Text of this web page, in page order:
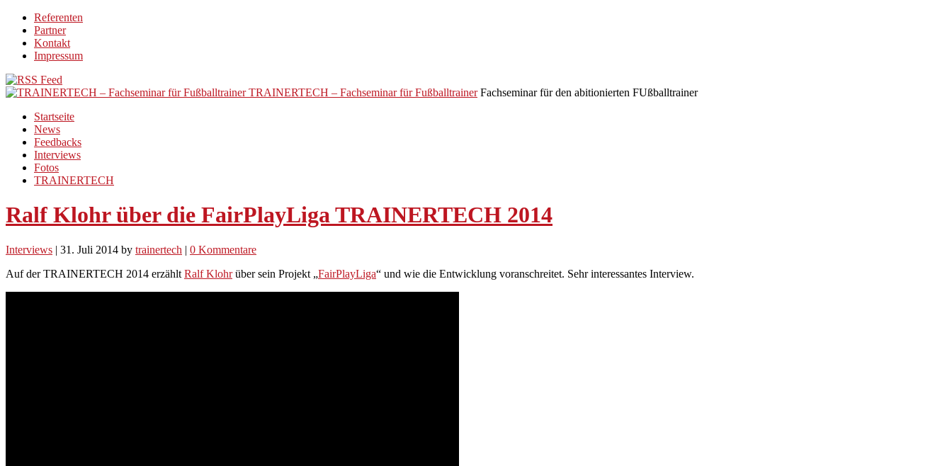
Referenten
Partner
Kontakt
Impressum
TRAINERTECH – Fachseminar für Fußballtrainer Fachseminar für den abitionierten FUßballtrainer
Startseite
News
Feedbacks
Interviews
Fotos
TRAINERTECH
Ralf Klohr über die FairPlayLiga TRAINERTECH 2014
Interviews | 31. Juli 2014 by trainertech | 0 Kommentare
Auf der TRAINERTECH 2014 erzählt Ralf Klohrüber sein Projekt „FairPlayLiga“ und wie die Entwicklung voranschreitet. Sehr interessantes Interview.